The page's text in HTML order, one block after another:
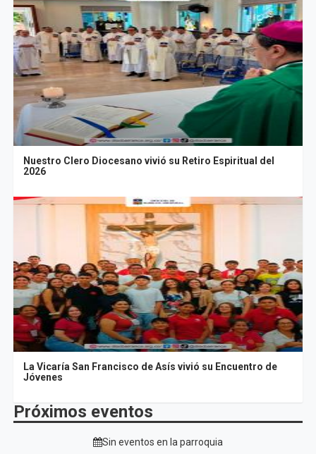
Nuestro Clero Diocesano vivió su Retiro Espiritual del
2026
La Vicaría San Francisco de Asís vivió su Encuentro de
Jóvenes
Próximos eventos
Sin eventos en la parroquia